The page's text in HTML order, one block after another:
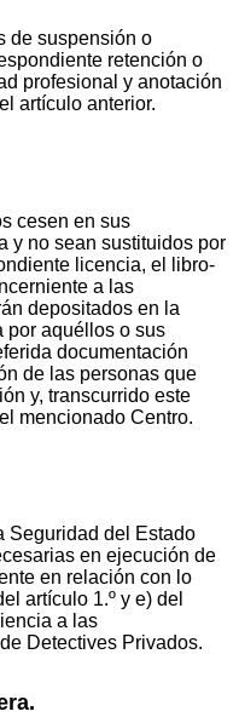
de suspensión o
retención o
profesional y anotación
artículo anterior.
cesen en sus
y no sean sustituidos por
licencia, el libro-
a las
depositados en la
por aquéllos o sus
documentación
de las personas que
y, transcurrido este
mencionado Centro.
Seguridad del Estado
en ejecución de
en relación con lo
artículo 1.º y e) del
a las
Detectives Privados.